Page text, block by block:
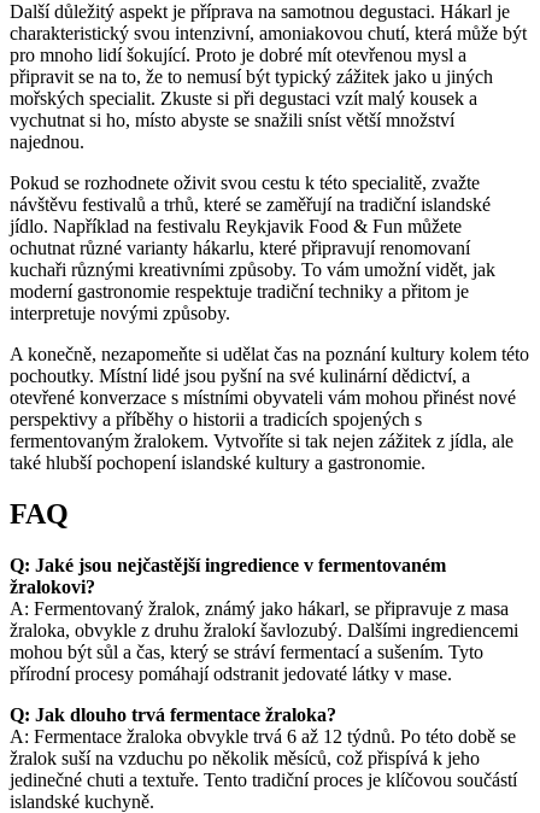
Další důležitý aspekt je příprava na samotnou degustaci. Hákarl je
charakteristický svou intenzivní, amoniakovou chutí, která může být
pro mnoho lidí šokující. Proto je dobré mít otevřenou mysl a
připravit se na to, že to nemusí být typický zážitek jako u jiných
mořských specialit. Zkuste si při degustaci vzít malý kousek a
vychutnat si ho, místo abyste se snažili sníst větší množství
najednou.
Pokud se rozhodnete oživit svou cestu k této specialitě, zvažte
návštěvu festivalů a trhů, které se zaměřují na tradiční islandské
jídlo. Například na festivalu Reykjavik Food & Fun můžete
ochutnat různé varianty hákarlu, které připravují renomovaní
kuchaři různými kreativními způsoby. To vám umožní vidět, jak
moderní gastronomie respektuje tradiční techniky a přitom je
interpretuje novými způsoby.
A konečně, nezapomeňte si udělat čas na poznání kultury kolem této
pochoutky. Místní lidé jsou pyšní na své kulinární dědictví, a
otevřené konverzace s místními obyvateli vám mohou přinést nové
perspektivy a příběhy o historii a tradicích spojených s
fermentovaným žralokem. Vytvoříte si tak nejen zážitek z jídla, ale
také hlubší pochopení islandské kultury a gastronomie.
FAQ
Q: Jaké jsou nejčastější ingredience v fermentovaném
žralokovi?
A: Fermentovaný žralok, známý jako hákarl, se připravuje z masa
žraloka, obvykle z druhu žralokí šavlozubý. Dalšími ingrediencemi
mohou být sůl a čas, který se stráví fermentací a sušením. Tyto
přírodní procesy pomáhají odstranit jedovaté látky v mase.
Q: Jak dlouho trvá fermentace žraloka?
A: Fermentace žraloka obvykle trvá 6 až 12 týdnů. Po této době se
žralok suší na vzduchu po několik měsíců, což přispívá k jeho
jedinečné chuti a textuře. Tento tradiční proces je klíčovou součástí
islandské kuchyně.